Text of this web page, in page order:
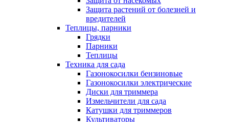
Защита растений от болезней и
вредителей
Теплицы, парники
Грядки
Парники
Теплицы
Техника для сада
Газонокосилки бензиновые
Газонокосилки электрические
Диски для триммера
Измельчители для сада
Катушки для триммеров
Культиваторы